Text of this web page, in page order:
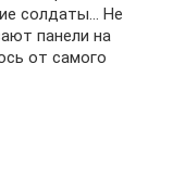
солдаты… Не
панели на
от самого